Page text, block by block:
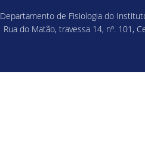
Departamento de Fisiologia do
Rua do Matão, travessa 14, nº. 101,